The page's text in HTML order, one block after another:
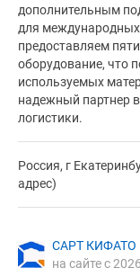
дополнительным
для
предоставляем
оборудование, что
используемых
надежный партнер
логистики.
Россия, г
адрес)
САРТ КИФАТО
на сайте с